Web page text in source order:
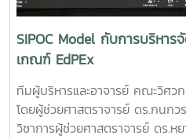
2026 เป็นเวทีสำคัญในการส่งเ
นวัตกรรมและการเป็นผู้ประกอบก
นักศึกษาได้นำเสนอแนวคิดธุรกิจ
พัฒนาเชิงพาณิชย์ในระดับประเท
คัดเลือกให้พัฒนาผลงานต้นแบบแ
Demo Day ระหว่างวันที่ 25–27
สยามพารากอน กรุงเทพมหานคร
SIPOC Model กับการบริหาร
เกณฑ์ EdPEx
ทีมผู้บริหารและอาจารย์ คณะวิศว
โดยผู้ช่วยศาสตราจารย์ ดร.กน
วิชาการผู้ช่วยศาสตราจารย์ ดร.